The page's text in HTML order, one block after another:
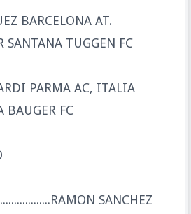
BARCELONA AT.
SANTANA TUGGEN FC
PARMA AC, ITALIA
BAUGER FC
SANCHEZ